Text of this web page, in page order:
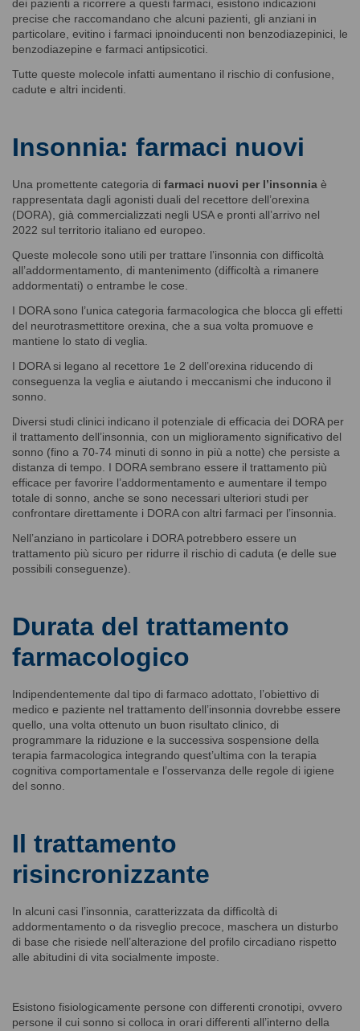
dei pazienti a ricorrere a questi farmaci, esistono indicazioni
precise che raccomandano che alcuni pazienti, gli anziani in
particolare, evitino i farmaci ipnoinducenti non benzodiazepinici, le
benzodiazepine e farmaci antipsicotici.
Tutte queste molecole infatti aumentano il rischio di confusione,
cadute e altri incidenti.
Insonnia: farmaci nuovi
Una promettente categoria di farmaci nuovi per l’insonnia è
rappresentata dagli agonisti duali del recettore dell’orexina
(DORA), già commercializzati negli USA e pronti all’arrivo nel
2022 sul territorio italiano ed europeo.
Queste molecole sono utili per trattare l’insonnia con difficoltà
all’addormentamento, di mantenimento (difficoltà a rimanere
addormentati) o entrambe le cose.
I DORA sono l’unica categoria farmacologica che blocca gli effetti
del neurotrasmettitore orexina, che a sua volta promuove e
mantiene lo stato di veglia.
I DORA si legano al recettore 1e 2 dell’orexina riducendo di
conseguenza la veglia e aiutando i meccanismi che inducono il
sonno.
Diversi studi clinici indicano il potenziale di efficacia dei DORA per
il trattamento dell’insonnia, con un miglioramento significativo del
sonno (fino a 70-74 minuti di sonno in più a notte) che persiste a
distanza di tempo. I DORA sembrano essere il trattamento più
efficace per favorire l’addormentamento e aumentare il tempo
totale di sonno, anche se sono necessari ulteriori studi per
confrontare direttamente i DORA con altri farmaci per l’insonnia.
Nell’anziano in particolare i DORA potrebbero essere un
trattamento più sicuro per ridurre il rischio di caduta (e delle sue
possibili conseguenze).
Durata del trattamento
farmacologico
Indipendentemente dal tipo di farmaco adottato, l’obiettivo di
medico e paziente nel trattamento dell’insonnia dovrebbe essere
quello, una volta ottenuto un buon risultato clinico, di
programmare la riduzione e la successiva sospensione della
terapia farmacologica integrando quest’ultima con la terapia
cognitiva comportamentale e l’osservanza delle regole di igiene
del sonno.
Il trattamento
risincronizzante
In alcuni casi l’insonnia, caratterizzata da difficoltà di
addormentamento o da risveglio precoce, maschera un disturbo
di base che risiede nell’alterazione del profilo circadiano rispetto
alle abitudini di vita socialmente imposte.
Esistono fisiologicamente persone con differenti cronotipi, ovvero
persone il cui sonno si colloca in orari differenti all’interno della